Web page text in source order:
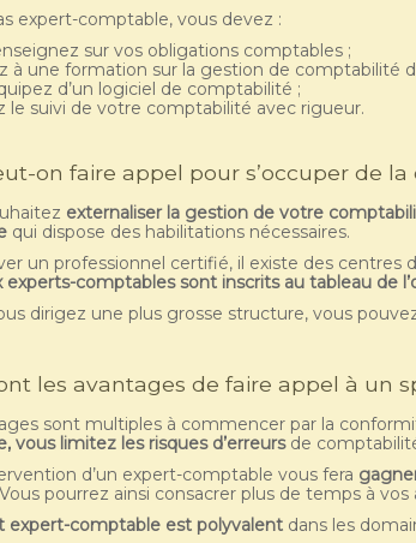
expert-comptable, vous devez :
sur vos obligations comptables ;
à une formation sur la gestion de comptabilité
d’un logiciel de comptabilité ;
le suivi de votre comptabilité avec rigueur.
on faire appel pour s’occuper de
externaliser la gestion de votre
qui dispose des habilitations nécessaires.
un professionnel certifié, il existe des centres
experts-comptables sont inscrits au tableau de
dirigez une plus grosse structure, vous
les avantages de faire appel à un
sont multiples à commencer par la
vous limitez les risques d’erreursde
d’un expert-comptable vous fera
pourrez ainsi consacrer plus de temps à
expert-comptable est polyvalent dans les